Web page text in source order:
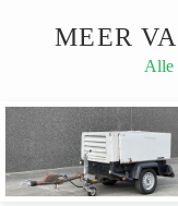
MEER
Alle